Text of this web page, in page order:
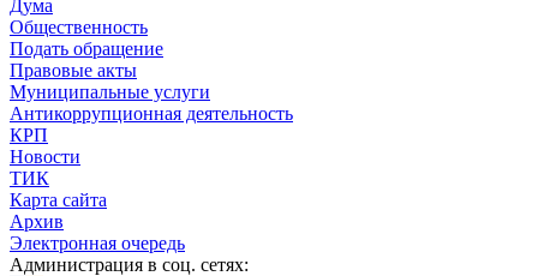
Дума
Общественность
Подать обращение
Правовые акты
Муниципальные услуги
Антикоррупционная деятельность
КРП
Новости
ТИК
Карта сайта
Архив
Электронная очередь
Администрация в соц. сетях: